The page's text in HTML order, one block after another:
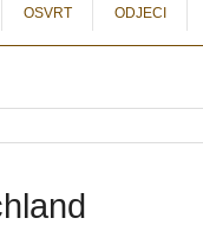
OSVRT ODJECI